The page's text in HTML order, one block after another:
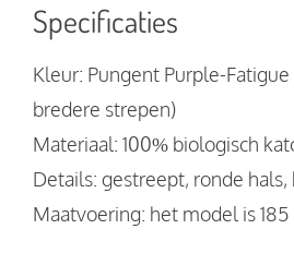
Specificaties
Kleur: Pungent Purple-
bredere strepen)
Materiaal: 100% biologisch
Details: gestreept, ronde
Maatvoering: het model is